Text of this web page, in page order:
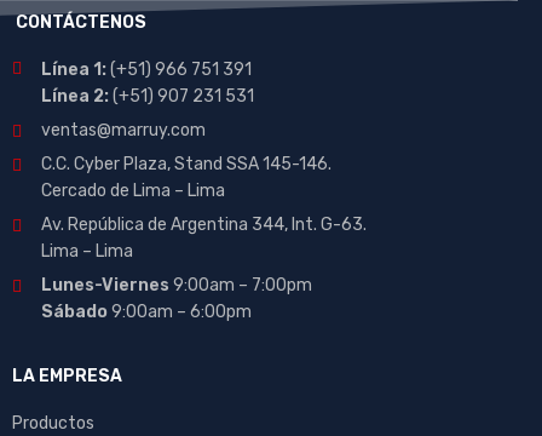
CONTÁCTENOS
Línea 1:(+51) 966 751 391
Línea 2:(+51) 907 231 531
ventas@marruy.com
C.C. Cyber Plaza, Stand SSA 145-146.
Cercado de Lima – Lima
Av. República de Argentina 344, Int. G-63.
Lima – Lima
Lunes-Viernes 9:00am – 7:00pm
Sábado9:00am – 6:00pm
LA EMPRESA
Productos